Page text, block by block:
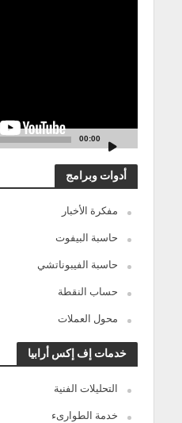
00:00
أدوات وبرامج
مفكرة الأخبار
حاسبة البيفوت
حاسبة الفيبوناتشي
حساب النقطة
محول العملات
خدمات إف إكس أرابيا
التحليلات الفنية
خدمة الطوارىء